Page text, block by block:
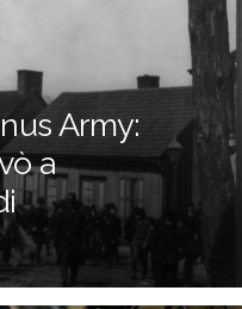
Army:
a